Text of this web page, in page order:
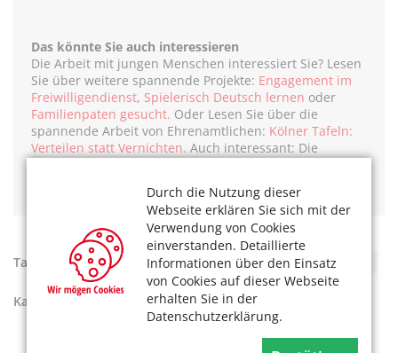
Durch die Nutzung dieser
Webseite erklären Sie sich mit der
Verwendung von Cookies
einverstanden. Detaillierte
Informationen über den Einsatz
von Cookies auf dieser Webseite
erhalten Sie in der
Datenschutzerklärung.
Das könnte Sie auch interessieren
Die Arbeit mit jungen Menschen interessiert Sie? Lesen
Sie über weitere spannende Projekte: Engagement im
Freiwilligendienst, Spielerisch Deutsch lernen oder
Familienpaten gesucht. Oder Lesen Sie über die
spannende Arbeit von Ehrenamtlichen: Kölner Tafeln:
Verteilen statt Vernichten. Auch interessant: Die
Tags: Ehrenamt und Freiwilligkeit , soziales Engagement
Kategorien: Ehrenamt